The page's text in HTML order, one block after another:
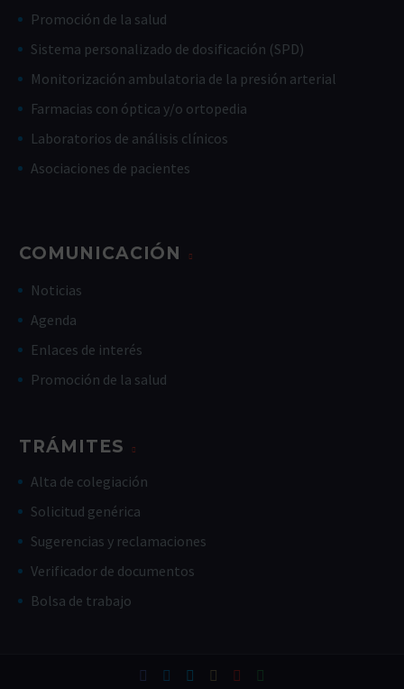
Promoción de la salud
Sistema personalizado de dosificación (SPD)
Monitorización ambulatoria de la presión arterial
Farmacias con óptica y/o ortopedia
Laboratorios de análisis clínicos
Asociaciones de pacientes
COMUNICACIÓN
Noticias
Agenda
Enlaces de interés
Promoción de la salud
TRÁMITES
Alta de colegiación
Solicitud genérica
Sugerencias y reclamaciones
Verificador de documentos
Bolsa de trabajo